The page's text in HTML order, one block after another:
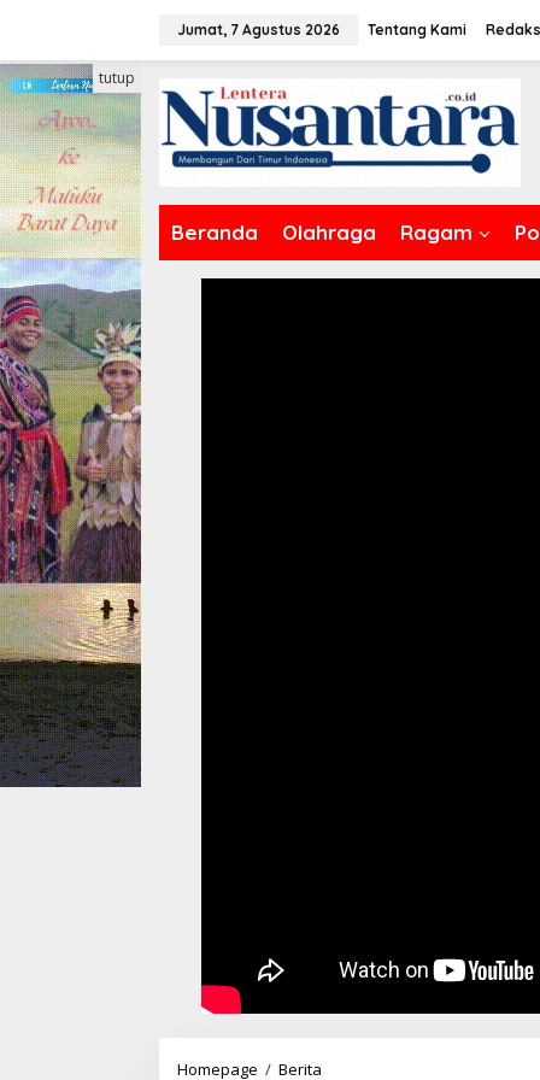
konten
Jumat, 7 Agustus 2026 Tentang Kami
Beranda Olahraga Ragam
tutup
Homepage / Berita